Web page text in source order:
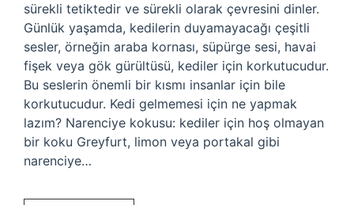
sürekli tetiktedir ve sürekli olarak çevresini dinler.
Günlük yaşamda, kedilerin duyamayacağı çeşitli
sesler, örneğin araba kornası, süpürge sesi, havai
fişek veya gök gürültüsü, kediler için korkutucudur.
Bu seslerin önemli bir kısmı insanlar için bile
korkutucudur. Kedi gelmemesi için ne yapmak
lazım? Narenciye kokusu: kediler için hoş olmayan
bir koku Greyfurt, limon veya portakal gibi
narenciye…